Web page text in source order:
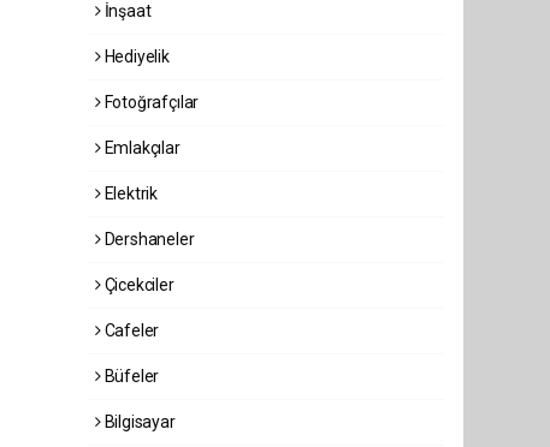
İnşaat
Hediyelik
Fotoğrafçılar
Emlakçılar
Elektrik
Dershaneler
Çicekciler
Cafeler
Büfeler
Bilgisayar